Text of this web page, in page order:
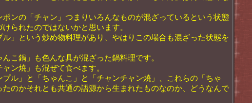
ンの「チャン」つまりいろんなものが混ざっているという状態
られたのではないかと思います。
」という炒め物料理があり、やはりこの場合も混ざった状態を
こ鍋」も色んな具が混ざった鍋料理です。
ン焼」も混ぜて食べます。
プル」と「ちゃんこ」と「チャンチャン焼」、これらの「ちゃ
たのかそれとも共通の語源から生まれたものなのか、どうなんで